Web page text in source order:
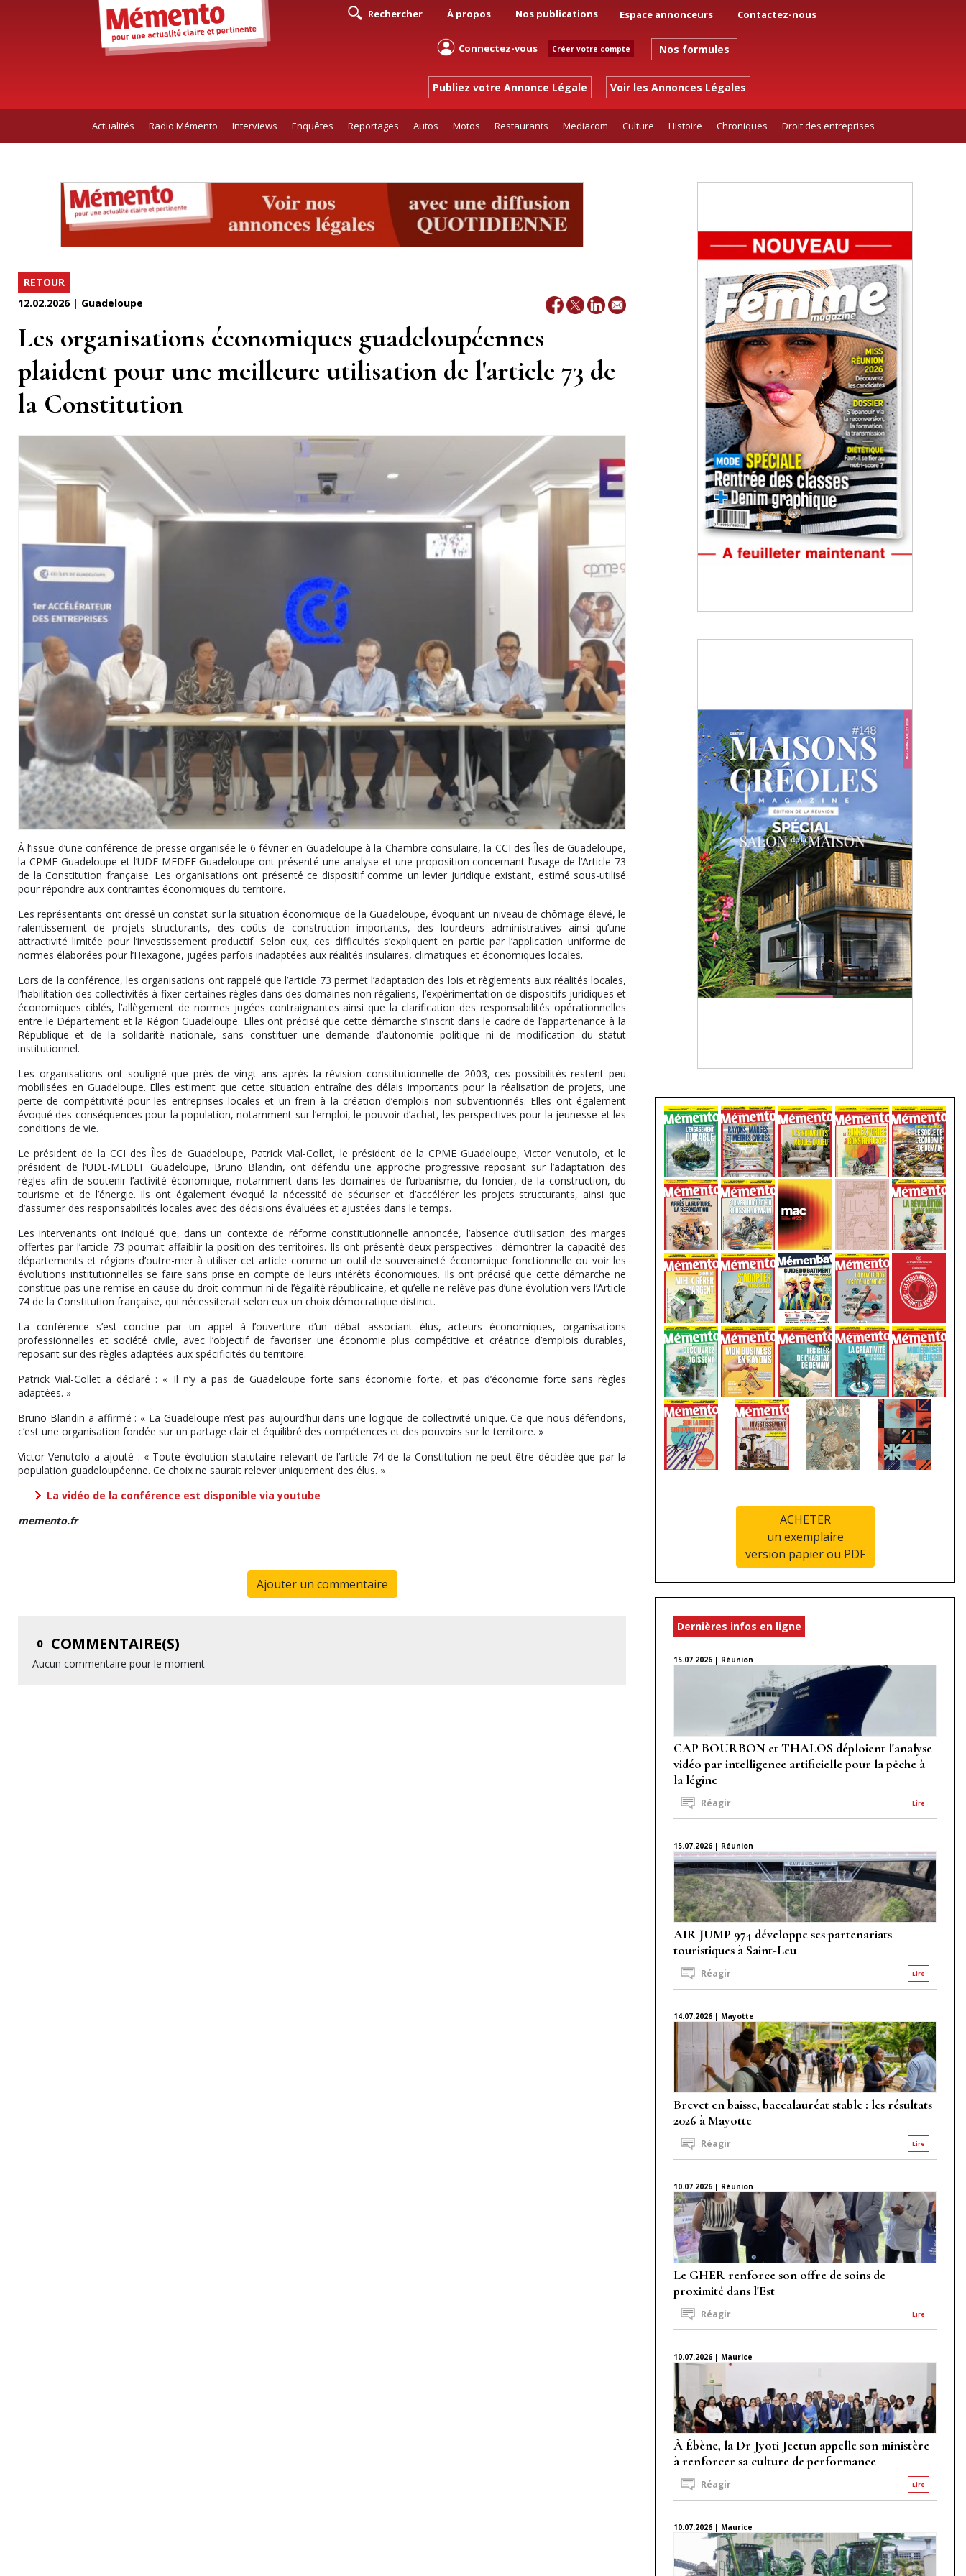
Rechercher À propos Nos publications Espace annonceurs Contactez-nous
Connectez-vous Créer votre compte Nos formules
Publiez votre Annonce Légale Voir les Annonces Légales
Actualités Radio Mémento Interviews Enquêtes Reportages Autos Motos Restaurants Mediacom Culture Histoire Chroniques Droit des entreprises
RETOUR
12.02.2026 | Guadeloupe
Les organisations économiques guadeloupéennes
plaident pour une meilleure utilisation de l'article 73 de
la Constitution
À l’issue d’une conférence de presse organisée le 6 février en Guadeloupe à la Chambre consulaire, la CCI des Îles de Guadeloupe,
la CPME Guadeloupe et l’UDE-MEDEF Guadeloupe ont présenté une analyse et une proposition concernant l’usage de l’Article 73
de la Constitution française. Les organisations ont présenté ce dispositif comme un levier juridique existant, estimé sous-utilisé
pour répondre aux contraintes économiques du territoire.
Les représentants ont dressé un constat sur la situation économique de la Guadeloupe, évoquant un niveau de chômage élevé, le
ralentissement de projets structurants, des coûts de construction importants, des lourdeurs administratives ainsi qu’une
attractivité limitée pour l’investissement productif. Selon eux, ces difficultés s’expliquent en partie par l’application uniforme de
normes élaborées pour l’Hexagone, jugées parfois inadaptées aux réalités insulaires, climatiques et économiques locales.
Lors de la conférence, les organisations ont rappelé que l’article 73 permet l’adaptation des lois et règlements aux réalités locales,
l’habilitation des collectivités à fixer certaines règles dans des domaines non régaliens, l’expérimentation de dispositifs juridiques et
économiques ciblés, l’allègement de normes jugées contraignantes ainsi que la clarification des responsabilités opérationnelles
entre le Département et la Région Guadeloupe. Elles ont précisé que cette démarche s’inscrit dans le cadre de l’appartenance à la
République et de la solidarité nationale, sans constituer une demande d’autonomie politique ni de modification du statut
institutionnel.
Les organisations ont souligné que près de vingt ans après la révision constitutionnelle de 2003, ces possibilités restent peu
mobilisées en Guadeloupe. Elles estiment que cette situation entraîne des délais importants pour la réalisation de projets, une
perte de compétitivité pour les entreprises locales et un frein à la création d’emplois non subventionnés. Elles ont également
évoqué des conséquences pour la population, notamment sur l’emploi, le pouvoir d’achat, les perspectives pour la jeunesse et les
conditions de vie.
Le président de la CCI des Îles de Guadeloupe, Patrick Vial-Collet, le président de la CPME Guadeloupe, Victor Venutolo, et le
président de l’UDE-MEDEF Guadeloupe, Bruno Blandin, ont défendu une approche progressive reposant sur l’adaptation des
règles afin de soutenir l’activité économique, notamment dans les domaines de l’urbanisme, du foncier, de la construction, du
tourisme et de l’énergie. Ils ont également évoqué la nécessité de sécuriser et d’accélérer les projets structurants, ainsi que
d’assumer des responsabilités locales avec des décisions évaluées et ajustées dans le temps.
Les intervenants ont indiqué que, dans un contexte de réforme constitutionnelle annoncée, l’absence d’utilisation des marges
offertes par l’article 73 pourrait affaiblir la position des territoires. Ils ont présenté deux perspectives : démontrer la capacité des
départements et régions d’outre-mer à utiliser cet article comme un outil de souveraineté économique fonctionnelle ou voir les
évolutions institutionnelles se faire sans prise en compte de leurs intérêts économiques. Ils ont précisé que cette démarche ne
constitue pas une remise en cause du droit commun ni de l’égalité républicaine, et qu’elle ne relève pas d’une évolution vers l’Article
74 de la Constitution française, qui nécessiterait selon eux un choix démocratique distinct.
La conférence s’est conclue par un appel à l’ouverture d’un débat associant élus, acteurs économiques, organisations
professionnelles et société civile, avec l’objectif de favoriser une économie plus compétitive et créatrice d’emplois durables,
reposant sur des règles adaptées aux spécificités du territoire.
Patrick Vial-Collet a déclaré : « Il n’y a pas de Guadeloupe forte sans économie forte, et pas d’économie forte sans règles
adaptées. »
Bruno Blandin a affirmé : « La Guadeloupe n’est pas aujourd’hui dans une logique de collectivité unique. Ce que nous défendons,
c’est une organisation fondée sur un partage clair et équilibré des compétences et des pouvoirs sur le territoire. »
Victor Venutolo a ajouté : « Toute évolution statutaire relevant de l’article 74 de la Constitution ne peut être décidée que par la
population guadeloupéenne. Ce choix ne saurait relever uniquement des élus. »
La vidéo de la conférence est disponible via youtube
memento.fr
Ajouter un commentaire
0 COMMENTAIRE(S)
Aucun commentaire pour le moment
ACHETER
un exemplaire
version papier ou PDF
Dernières infos en ligne
15.07.2026 | Réunion
CAP BOURBON et THALOS déploient l'analyse
vidéo par intelligence artificielle pour la pêche à
la légine
Lire
Réagir
15.07.2026 | Réunion
AIR JUMP 974 développe ses partenariats
touristiques à Saint-Leu
Lire
Réagir
14.07.2026 | Mayotte
Brevet en baisse, baccalauréat stable : les résultats
2026 à Mayotte
Lire
Réagir
10.07.2026 | Réunion
Le GHER renforce son offre de soins de
proximité dans l'Est
Lire
Réagir
10.07.2026 | Maurice
À Ébène, la Dr Jyoti Jeetun appelle son ministère
à renforcer sa culture de performance
Lire
Réagir
10.07.2026 | Maurice